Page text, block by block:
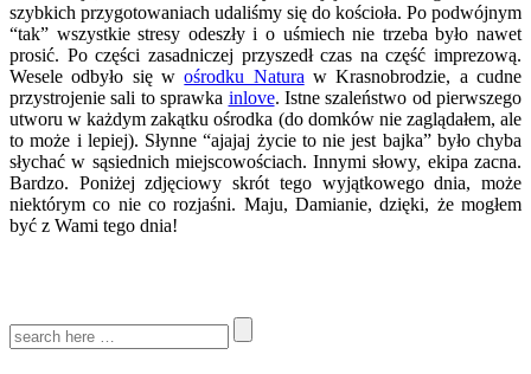
szybkich przygotowaniach udaliśmy się do kościoła. Po podwójnym
“tak” wszystkie stresy odeszły i o uśmiech nie trzeba było nawet
prosić. Po części zasadniczej przyszedł czas na część imprezową.
Wesele odbyło się wośrodku Natura w Krasnobrodzie, a cudne
przystrojenie sali to sprawka inlove. Istne szaleństwo od pierwszego
utworu w każdym zakątku ośrodka (do domków nie zaglądałem, ale
to może i lepiej). Słynne “ajajaj życie to nie jest bajka” było chyba
słychać w sąsiednich miejscowościach. Innymi słowy, ekipa zacna.
Bardzo. Poniżej zdjęciowy skrót tego wyjątkowego dnia, może
niektórym co nie co rozjaśni. Maju, Damianie, dzięki, że mogłem
być z Wami tego dnia!